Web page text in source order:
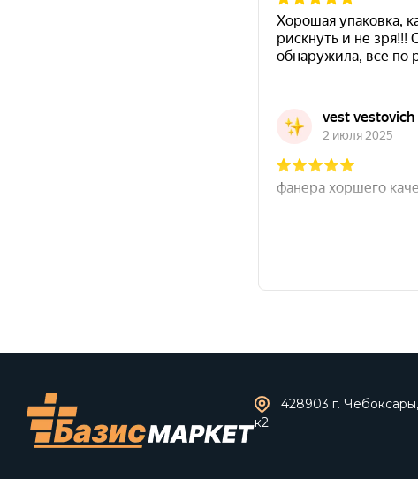
428903 г.
к2